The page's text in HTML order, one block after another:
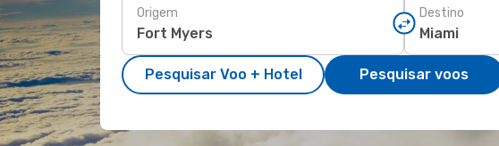
Origem Destino
Pesquisar Voo + Hotel Pesquisar voos